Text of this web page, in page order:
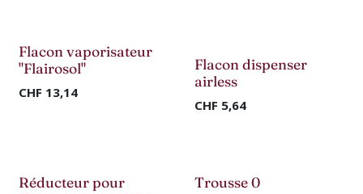
Flacon vaporisateur
"Flairosol"
CHF 13,14
Flacon dispenser
airless
CHF 5,64
Réducteur pour
Trousse 0